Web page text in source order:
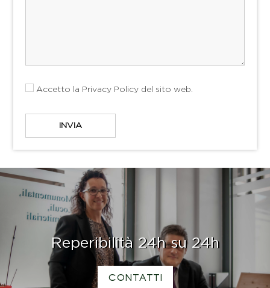
Accetto la Privacy Policy del sito web.
Reperibilità 24h su 24h
CONTATTI